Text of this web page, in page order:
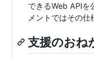
できるWeb APIを
メントではその仕
支援のおね